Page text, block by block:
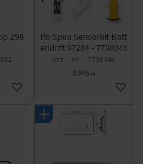
Z98
Lägg till i favoriter
Ifö Spira Sensorkit Batt
eridrift 97284 - 7790346
7790346
3 845 KR
Lägg